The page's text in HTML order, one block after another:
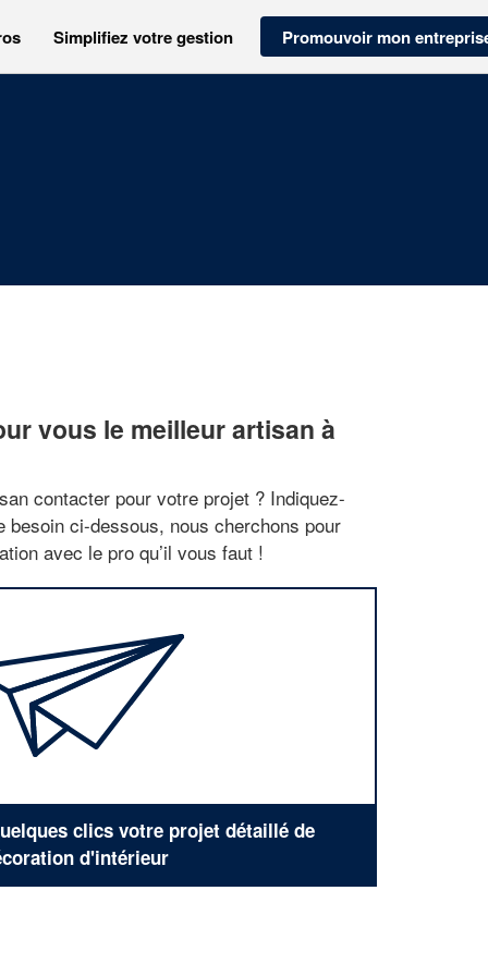
Simplifiez votre gestion Promouvoir mon
vous le meilleur artisan à
contacter pour votre projet ? Indiquez-
besoin ci-dessous, nous cherchons pour
avec le pro qu’il vous faut !
clics votre projet détaillé de
d'intérieur